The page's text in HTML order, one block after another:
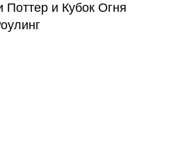
Поттер и Кубок Огня